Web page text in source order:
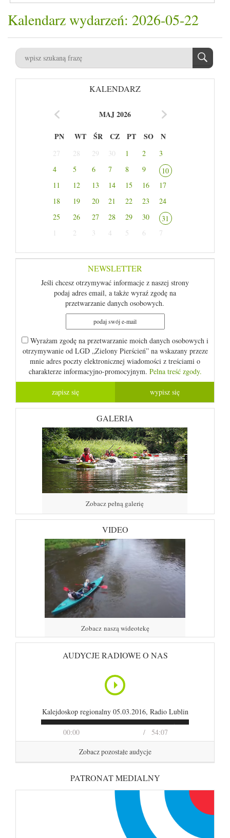
Kalendarz wydarzeń: 2026-05-22
KALENDARZ
MAJ 2026
PN WT ŚR CZ PT SO N
27 28 29 30 1 2
3
4
5 6 7 8 9
10
11
12 13 14 15 16
17
18
19 20 21 22 23
24
25
26 27 28 29 30
31
1
2 3 4 5 6 7
NEWSLETTER
Jeśli chcesz otrzymywać informacje z naszej strony
podaj adres email, a także wyraź zgodę na
przetwarzanie danych osobowych.
Wyrażam zgodę na przetwarzanie moich danych osobowych i
otrzymywanie od LGD „Zielony Pierścień” na wskazany przeze
mnie adres poczty elektronicznej wiadomości z treściami o
charakterze informacyjno-promocyjnym. Pelna treść zgody.
GALERIA
Zobacz pełną galerię
VIDEO
Zobacz naszą wideotekę
AUDYCJE RADIOWE O NAS
00:00 54:07
Kalejdoskop regionalny 05.03.2016, Radio Lublin
Zobacz pozostałe audycje
PATRONAT MEDIALNY